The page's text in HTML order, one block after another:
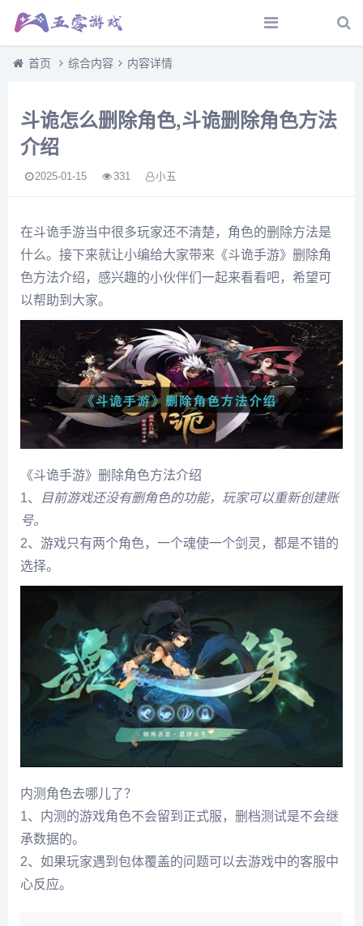
首页 综合内容 内容详情
斗诡怎么删除角色,斗诡删除角色方法
介绍
2025-01-15 331 小五
在斗诡手游当中很多玩家还不清楚，角色的删除方法是
什么。接下来就让小编给大家带来《斗诡手游》删除角
色方法介绍，感兴趣的小伙伴们一起来看看吧，希望可
以帮助到大家。
《斗诡手游》删除角色方法介绍
1、
目前游戏还没有删角色的功能，玩家可以重新创建账
号。
2、游戏只有两个角色，一个魂使一个剑灵，都是不错的
选择。
内测角色去哪儿了？
1、内测的游戏角色不会留到正式服，删档测试是不会继
承数据的。
2、如果玩家遇到包体覆盖的问题可以去游戏中的客服中
心反应。